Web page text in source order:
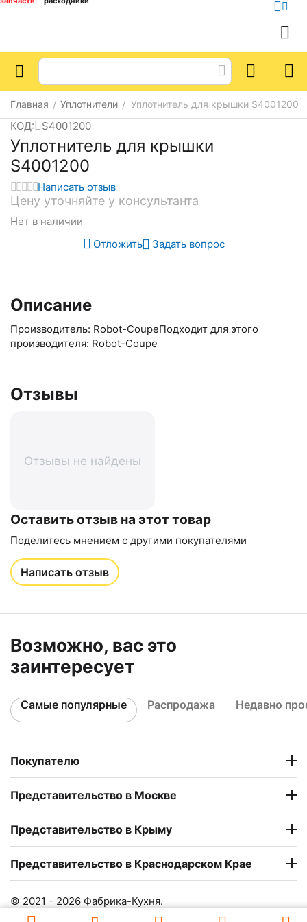
Главная / Уплотнители / Уплотнитель для крышки S4001200
КОД: S4001200
Уплотнитель для крышки
S4001200
Написать отзыв
Цену уточняйте у консультанта
Нет в наличии
Отложить
Задать вопрос
Описание
Производитель: Robot-CoupeПодходит для этого
производителя: Robot-Coupe
Отзывы
Отзывы не найдены
Оставить отзыв на этот товар
Поделитесь мнением с другими покупателями
Написать отзыв
Возможно, вас это
заинтересует
Самые популярные Распродажа Недавно
Покупателю
Представительство в Москве
Представительство в Крыму
Представительство в Краснодарском Крае
© 2021 - 2026 Фабрика-Кухня.